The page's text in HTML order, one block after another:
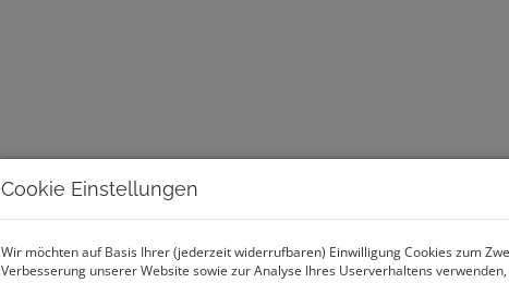
Cookie Einstellungen
Wir möchten auf Basis Ihrer (jederzeit widerrufbaren) Einwilligung Cookies zum
Verbesserung unserer Website sowie zur Analyse Ihres Userverhaltens